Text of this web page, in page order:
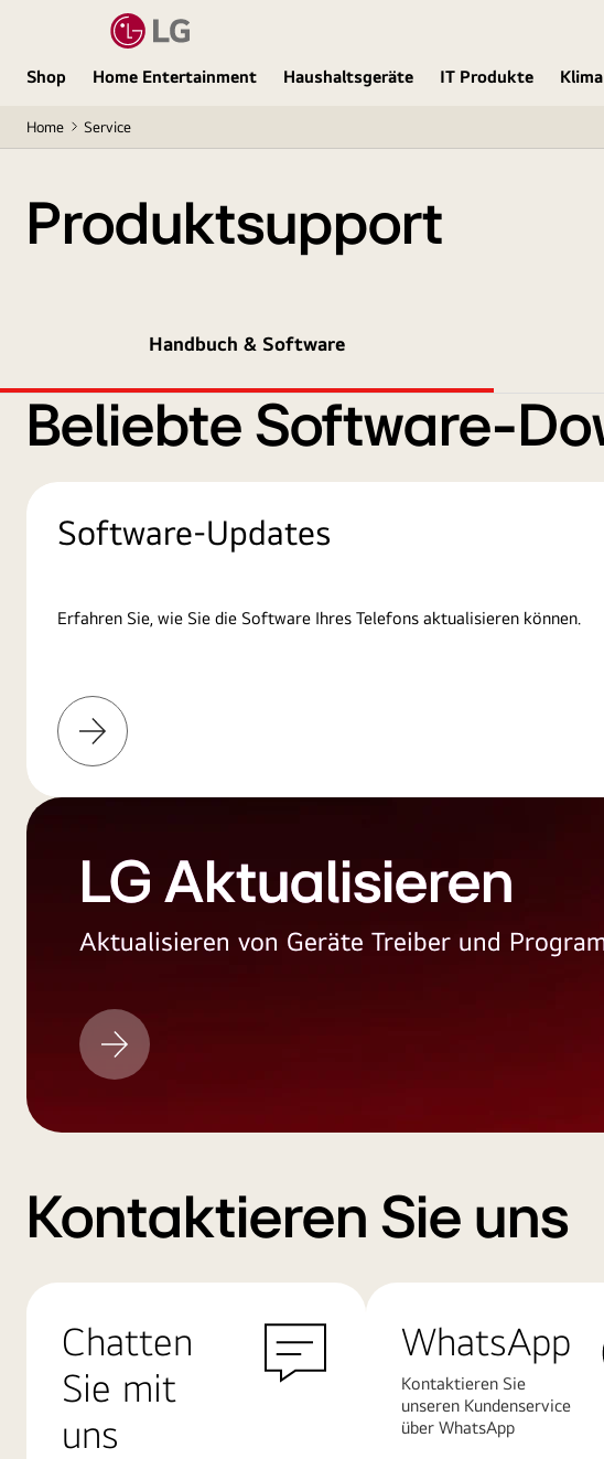
Shop Home Entertainment Haushaltsgeräte IT Produkte
Home Service
Produktsupport
Handbuch & Software
Beliebte Software-
Software-Updates
Erfahren Sie, wie Sie die Software Ihres Telefons aktualisieren können.
Weitere
Informationen
LG Aktualisieren
Aktualisieren von Geräte Treiber und
LG
Aktualisieren
Kontaktieren Sie uns
Chatten
Sie mit
uns
WhatsApp
Kontaktieren Sie
unseren Kundenservice
über WhatsApp